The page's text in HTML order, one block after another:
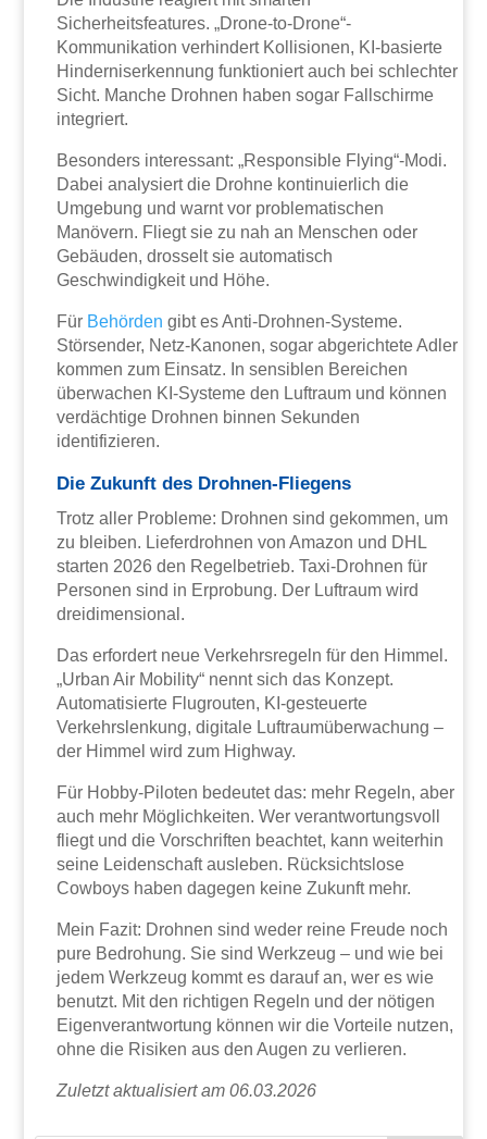
Sicherheitsfeatures. „Drone-to-Drone“-
Kommunikation verhindert Kollisionen, KI-basierte
Hinderniserkennung funktioniert auch bei schlechter
Sicht. Manche Drohnen haben sogar Fallschirme
integriert.
Besonders interessant: „Responsible Flying“-Modi.
Dabei analysiert die Drohne kontinuierlich die
Umgebung und warnt vor problematischen
Manövern. Fliegt sie zu nah an Menschen oder
Gebäuden, drosselt sie automatisch
Geschwindigkeit und Höhe.
Für Behörden gibt es Anti-Drohnen-Systeme.
Störsender, Netz-Kanonen, sogar abgerichtete Adler
kommen zum Einsatz. In sensiblen Bereichen
überwachen KI-Systeme den Luftraum und können
verdächtige Drohnen binnen Sekunden
identifizieren.
Die Zukunft des Drohnen-Fliegens
Trotz aller Probleme: Drohnen sind gekommen, um
zu bleiben. Lieferdrohnen von Amazon und DHL
starten 2026 den Regelbetrieb. Taxi-Drohnen für
Personen sind in Erprobung. Der Luftraum wird
dreidimensional.
Das erfordert neue Verkehrsregeln für den Himmel.
„Urban Air Mobility“ nennt sich das Konzept.
Automatisierte Flugrouten, KI-gesteuerte
Verkehrslenkung, digitale Luftraumüberwachung –
der Himmel wird zum Highway.
Für Hobby-Piloten bedeutet das: mehr Regeln, aber
auch mehr Möglichkeiten. Wer verantwortungsvoll
fliegt und die Vorschriften beachtet, kann weiterhin
seine Leidenschaft ausleben. Rücksichtslose
Cowboys haben dagegen keine Zukunft mehr.
Mein Fazit: Drohnen sind weder reine Freude noch
pure Bedrohung. Sie sind Werkzeug – und wie bei
jedem Werkzeug kommt es darauf an, wer es wie
benutzt. Mit den richtigen Regeln und der nötigen
Eigenverantwortung können wir die Vorteile nutzen,
ohne die Risiken aus den Augen zu verlieren.
Zuletzt aktualisiert am 06.03.2026